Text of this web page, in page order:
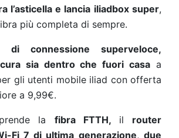
l’asticella e lancia iliadbox super,
più completa di sempre.
di connessione superveloce,
sia dentro che fuori casa a
gli utenti mobile iliad con offerta
a 9,99€.
la fibra FTTH, il router
Fi 7 di ultima generazione,due